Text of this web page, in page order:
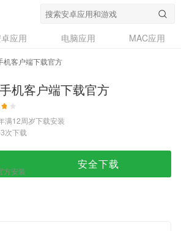
应用 电脑应用
MAC应用
专题
机客户端下载官方
机客户端下载官方
满12周岁下载安装
次下载
方安装
安全下载